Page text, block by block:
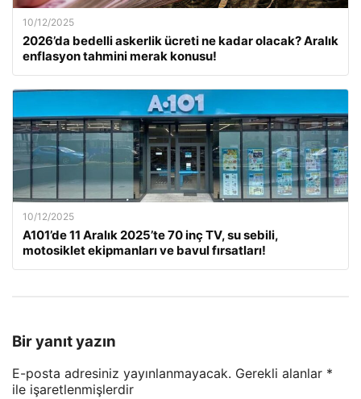
10/12/2025
2026’da bedelli askerlik ücreti ne kadar olacak? Aralık
enflasyon tahmini merak konusu!
10/12/2025
A101’de 11 Aralık 2025’te 70 inç TV, su sebili,
motosiklet ekipmanları ve bavul fırsatları!
Bir yanıt yazın
E-posta adresiniz yayınlanmayacak. Gerekli alanlar *
ile işaretlenmişlerdir